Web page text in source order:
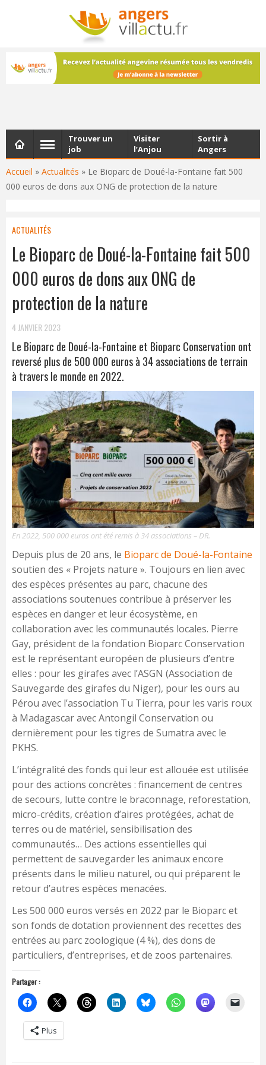
NEWSLETTER
Les dernières actualités d'Angers, chaque vendredi dans
votre boîte e-mail
Accueil » Actualités » Le Bioparc de Doué-la-Fontaine fait 500
000 euros de dons aux ONG de protection de la nature
Trouver un
job
Visiter
l’Anjou
Sortir à
Angers
ACTUALITÉS
Le Bioparc de Doué-la-Fontaine fait 500
000 euros de dons aux ONG de
protection de la nature
4 JANVIER 2023
Le Bioparc de Doué-la-Fontaine et Bioparc Conservation ont
reversé plus de 500 000 euros à 34 associations de terrain
à travers le monde en 2022.
En 2022, 500 000 euros ont été remis à 34 associations – DR.
Depuis plus de 20 ans, le Bioparc de Doué-la-Fontaine
soutien des « Projets nature ». Toujours en lien avec
des espèces présentes au parc, chacune des
associations soutenues contribue à préserver les
espèces en danger et leur écosystème, en
collaboration avec les communautés locales. Pierre
Gay, président de la fondation Bioparc Conservation
est le représentant européen de plusieurs d’entre
elles : pour les girafes avec l’ASGN (Association de
Sauvegarde des girafes du Niger), pour les ours au
Pérou avec l’association Tu Tierra, pour les varis roux
à Madagascar avec Antongil Conservation ou
dernièrement pour les tigres de Sumatra avec le
PKHS.
L’intégralité des fonds qui leur est allouée est utilisée
pour des actions concrètes : financement de centres
de secours, lutte contre le braconnage, reforestation,
micro-crédits, création d’aires protégées, achat de
terres ou de matériel, sensibilisation des
communautés… Des actions essentielles qui
permettent de sauvegarder les animaux encore
présents dans le milieu naturel, ou qui préparent le
retour d’autres espèces menacées.
Les 500 000 euros versés en 2022 par le Bioparc et
son fonds de dotation proviennent des recettes des
entrées au parc zoologique (4 %), des dons de
particuliers, d’entreprises, et de zoos partenaires.
Partager :
Plus